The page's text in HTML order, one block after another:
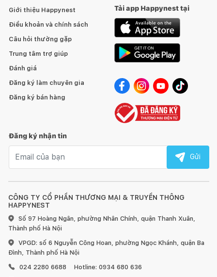
Bản vẽ kỹ thuật
CÔNG TY CỔ PHẦN THƯƠNG MẠI & TRUYỀN THÔNG
HAPPYNEST
Số 97 Hoàng Ngân, phường Nhân Chính, quận Thanh Xuân,
Thành phố Hà Nội
VPGD: số 6 Nguyễn Công Hoan, phường Ngọc Khánh, quận Ba
Đình, Thành phố Hà Nội
024 2280 6688
Hotline: 0934 680 636
Giới thiệu Happynest
Điều khoản và chính sách
Câu hỏi thường gặp
Trung tâm trợ giúp
Đánh giá
Đăng ký làm chuyên gia
Đăng ký bán hàng
Tải app Happynest tại
Đăng ký nhận tin
Gửi